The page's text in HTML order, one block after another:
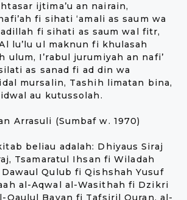
ijtima’u an nairain,
fi sihati ‘amali as saum wa
fi sihati as saum wal fitr,
lu’lu ul maknun fi khulasah
ulum, I’rabul jurumiyah an nafi’
as sanad fi ad din wa
mursalin, Tashih limatan bina,
au kutussolah.
Arrasuli (Sumbaf w. 1970)
beliau adalah: Dhiyaus Siraj
Tsamaratul Ihsan fi Wiladah
Qulub fi Qishshah Yusuf
al-Aqwal al-Wasithah fi Dzikri
Qaulul Bayan fi Tafsiril Quran, al-